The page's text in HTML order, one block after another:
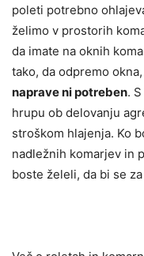
poleti potrebno
želimo v prostorih
da imate na oknih
tako, da odpremo
naprave ni potreben.
hrupu ob delovanju
stroškom hlajenja. Ko
nadležnih komarjev in
boste želeli, da bi se